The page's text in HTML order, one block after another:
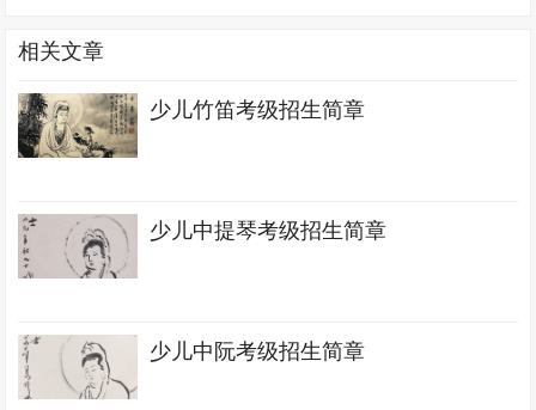
相关文章
少儿竹笛考级招生简章
少儿中提琴考级招生简章
少儿中阮考级招生简章